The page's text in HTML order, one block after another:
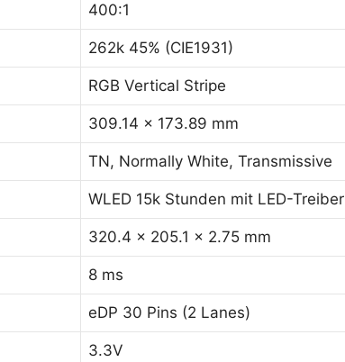
400:1
262k 45% (CIE1931)
RGB Vertical Stripe
309.14 x 173.89 mm
TN, Normally White, Transmissive
WLED 15k Stunden mit LED-Treiber
320.4 x 205.1 x 2.75 mm
8 ms
eDP 30 Pins (2 Lanes)
3.3V